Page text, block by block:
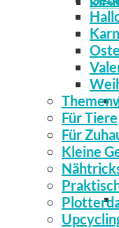
Für Tiere
Für
Kleine